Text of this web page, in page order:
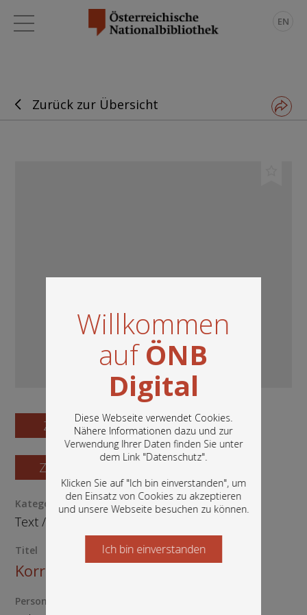
Willkommen
aufÖNB
Digital
Diese Webseite verwendet Cookies.
Nähere Informationen dazu und zur
Verwendung Ihrer Daten finden Sie unter
dem Link "Datenschutz".
Klicken Sie auf "Ich bin einverstanden", um
den Einsatz von Cookies zu akzeptieren
und unsere Webseite besuchen zu können.
In diesem Portal finden Sie die digitalen
Bestände der Österreichischen
Nationalbibliothek: Bücher, Fotografien,
Grafiken und vieles mehr.
Ich bin einverstanden
Starten Sie jetzt
EN
Zurück zur Übersicht
Zum Digitalisat
Zum Katalogisat
Kategorie / Medientyp
Text/
Titel
Korrespondenz
Person